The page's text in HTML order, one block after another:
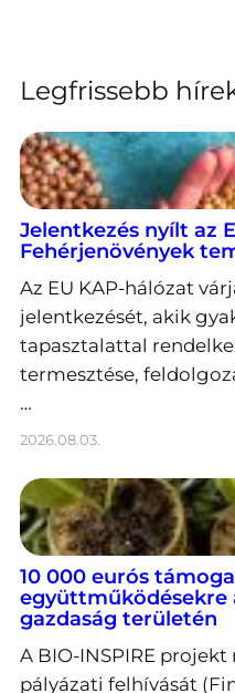
Legfrissebb
Jelentkezés nyílt az
Fehérjenövények
Az EU KAP-hálózat
jelentkezését, akik
tapasztalattal
termesztése,
…
2026.08.03.
10 000 eurós
együttműködésekre
gazdaság területén
A BIO-INSPIRE
pályázati felhívását